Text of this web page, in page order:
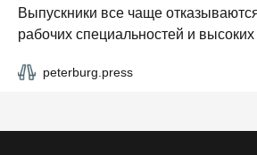
Выпускники все чаще
рабочих специальностей и высоких
peterburg.press